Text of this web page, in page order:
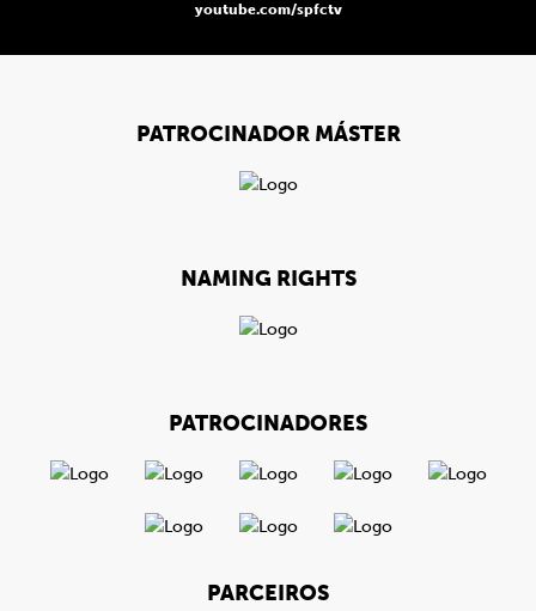
youtube.com/spfctv
PATROCINADOR MÁSTER
NAMING RIGHTS
PATROCINADORES
PARCEIROS